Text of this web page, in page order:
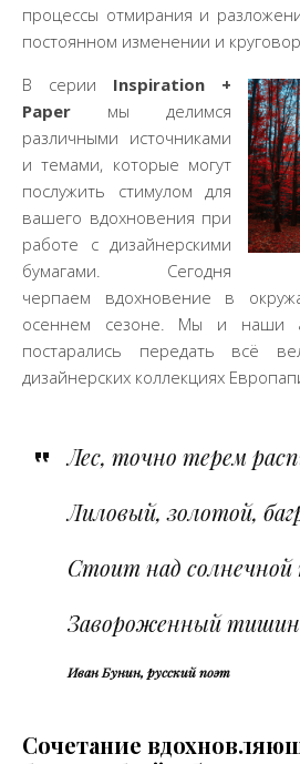
процессы отмирания и
постоянном изменении и
В серии Inspiration +
Paper мы делимся
различными источниками
и темами, которые могут
послужить стимулом для
вашего вдохновения при
работе с дизайнерскими
бумагами. Сегодня
черпаем вдохновение в
осеннем сезоне. Мы и наши
постарались передать всё
дизайнерских коллекциях
Лес, точно терем
Лиловый, золотой,
Стоит над солнечной
Завороженный
Иван Бунин, русский поэт
Сочетание